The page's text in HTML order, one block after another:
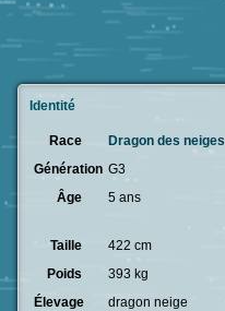
Identité
Race Dragon des neiges
Génération G3
Âge
5 ans
Taille 422 cm
Poids
393 kg
Élevage
dragon neige